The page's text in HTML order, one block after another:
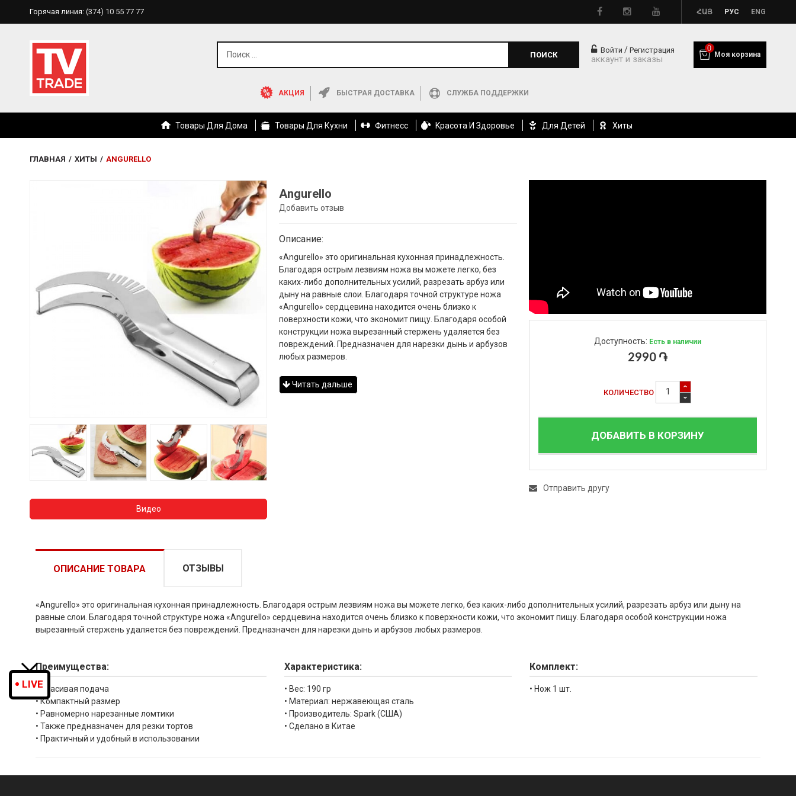
Горячая линия: (374) 10 55 77 77 ՀԱՅ РУС ENG
ПОИСК
АКЦИЯ БЫСТРАЯ ДОСТАВКА СЛУЖБА ПОДДЕРЖКИ
Войти / Регистрация
аккаунт и заказы
0
Моя корзина
Товары Для Дома Товары Для Кухни Фитнесс Kрасота И Здоровье Для Детей Хиты
ГЛАВНАЯ / ХИТЫ / ANGURELLO
Видео
Angurello
Добавить отзыв
Описание:
«Angurello» это оригинальная кухонная принадлежность.
Благодаря острым лезвиям ножа вы можете легко, без
каких-либо дополнительных усилий, разрезать арбуз или
дыну на равные слои. Благодаря точной структуре ножа
«Angurello» сердцевина находится очень близко к
поверхности кожи, что экономит пищу. Благодаря особой
конструкции ножа вырезанный стержень удаляется без
повреждений. Предназначен для нарезки дынь и арбузов
любых размеров.
Читать дальше
Доступность: Есть в наличии
2990 ֏
КОЛИЧЕСТВО
ДОБАВИТЬ В КОРЗИНУ
Отправить другу
ОПИСАНИЕ ТОВАРА
«Angurello» это оригинальная кухонная принадлежность. Благодаря острым лезвиям ножа вы можете легко, без каких-либо дополнительных усилий, разрезать арбуз или дыну на
равные слои. Благодаря точной структуре ножа «Angurello» сердцевина находится очень близко к поверхности кожи, что экономит пищу. Благодаря особой конструкции ножа
вырезанный стержень удаляется без повреждений. Предназначен для нарезки дынь и арбузов любых размеров.
Преимущества:
• Красивая подача
• Компактный размер
• Равномерно нарезанные ломтики
• Также предназначен для резки тортов
• Практичный и удобный в использовании
Характеристика:
• Вес: 190 гр
• Материал: нержавеющая сталь
• Производитель: Spark (США)
• Сделано в Китае
Комплект:
• Нож 1 шт.
ОТЗЫВЫ
LIVE